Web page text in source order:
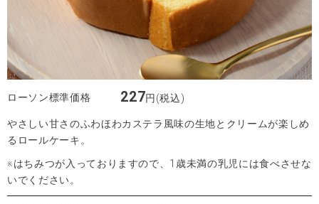
ローソン標準価格 227円(税込)
やさしい甘さのふわほわカステラ風味の生地とクリームが楽しめ
るロールケーキ。
※はちみつが入っておりますので、1歳未満の乳児には食べさせな
いでください。